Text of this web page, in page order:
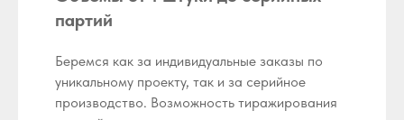
партий
Беремся как за индивидуальные заказы по
уникальному проекту, так и за серийное
производство. Возможность тиражирования